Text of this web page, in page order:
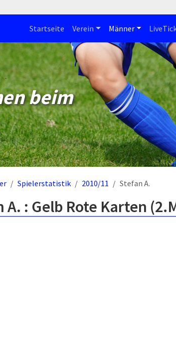
Startseite Verein Männer
beim
Spielerstatistik 2010/11 Stefan A.
A. : Gelb Rote Karten